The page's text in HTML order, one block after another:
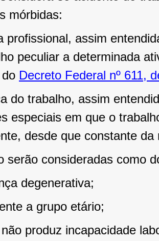
mórbidas:
profissional, assim
peculiar a determinada
Decreto Federal nº 611,
do trabalho, assim
especiais em que o
desde que constante
serão consideradas como
degenerativa;
a grupo etário;
produz incapacidade